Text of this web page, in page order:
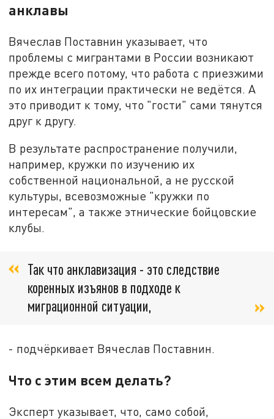
анклавы
Вячеслав Поставнин указывает, что
проблемы с мигрантами в России возникают
прежде всего потому, что работа с приезжими
по их интеграции практически не ведётся. А
это приводит к тому, что "гости" сами тянутся
друг к другу.
В результате распространение получили,
например, кружки по изучению их
собственной национальной, а не русской
культуры, всевозможные "кружки по
интересам", а также этнические бойцовские
клубы.
Так что анклавизация - это следствие
коренных изъянов в подходе к
миграционной ситуации,
- подчёркивает Вячеслав Поставнин.
Что с этим всем делать?
Эксперт указывает, что, само собой,